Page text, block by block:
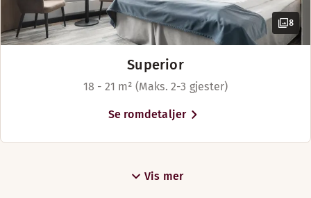
8
Superior
18 - 21 m² (Maks. 2-3 gjester)
Se romdetaljer
Vis mer
MIDDAG
Mandag-Lørdag: 18:00-22:00
Søndag: Stengt
BAR
Mandag-Lørdag: 17:00-23:00